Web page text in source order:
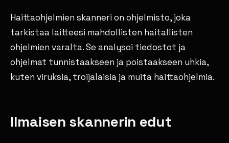
Haittaohjelmien skanneri on ohjelmisto, joka
tarkistaa laitteesi mahdollisten haitallisten
ohjelmien varalta. Se analysoi tiedostot ja
ohjelmat tunnistaakseen ja poistaakseen uhkia,
kuten viruksia, troijalaisia ja muita haittaohjelmia.
Ilmaisen skannerin edut